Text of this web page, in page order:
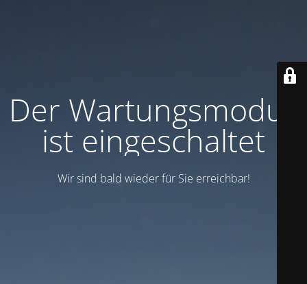
Der Wartungsmodus
ist eingeschaltet
Wir sind bald wieder für Sie erreichbar!